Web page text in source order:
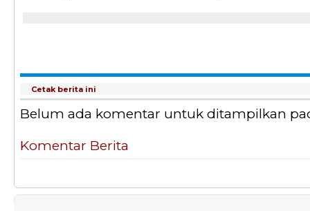
Cetak berita ini
Belum ada komentar untuk ditampilkan
Komentar Berita